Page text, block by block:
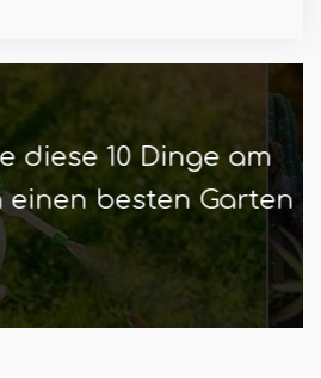
10 Dinge am
besten Garten